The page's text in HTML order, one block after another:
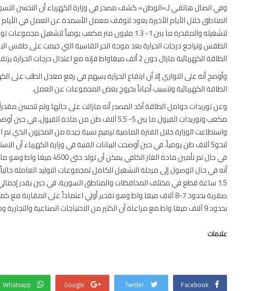
وفي اتصال هاتفي لـ«الوطن» كشف مصدر في وزارة الكهرباء أن التحسن
المناطق خلال الأيام الأخيرة يعود لتوقف معمل الأسمدة عن العمل في
لتشغيله والمقدرة ما بين 1- 1.3 مليون متر مكعب يومياً
الطقس وتراجع درجات الحرارة بعد موجة الحر القاسية التي خيمت على طقس
الطاقة الكهربائية مازال دون 2 ألف ميغاواط فإنه مع اعتدال درجات الحرارة يرتفع معدل التغذية على الشبكة.
وأوضح أنه على التوازي إلا أن ارتفاع الحرارة يسهم في رفع معدل الطلب على
الطاقة الكهربائية وتتسبب أحياناً بخروج بعض المجموعات عن العمل.
مكعب وتوريدات الفيول ما بين 5- 5.5 آلاف طن من مادة
واستطاعت الوزارة خلال الفترة الماضية ترميم نسبة جيدة من المخزون الذي
لنحو5 آلاف طن يومياً، في حين أوضحت البيانات الفنية في وزارة الكهرباء أن
1.5 ساعة قطع في مختلف المحافظات والمناطق السورية، في حين يقدر
صفرية بحدود 7-8 آلاف ميغا واط وهو تقدير أولي اعتماداً على
بحدود 9 آلاف ميغا واط مع مراعاة أن الكثير من الاحتياجات الصناعية والتجارية وحتى المنزلية لم يعد كما كان عليه قبل عام 2011.
علامات
Facebook
Twitter
Google
Whatsapp